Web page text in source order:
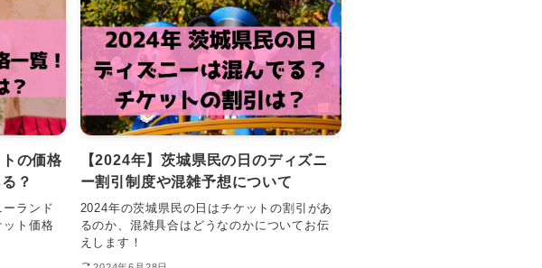
の価格
？
ーランド
ット価格
【2024年】茨城県民の日のディズニ
ー割引制度や混雑予想について
2024年の茨城県民の日はチケットの割引があ
るのか、混雑具合はどうなのかについてお伝
えします！